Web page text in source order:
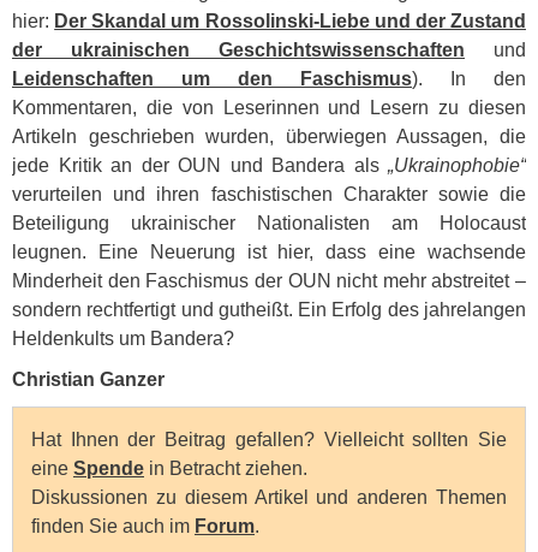
hier: Der Skandal um Rossolinski-Liebe und der Zustand
der ukrainischen Geschichtswissenschaften und
Leidenschaften um den Faschismus). In den
Kommentaren, die von Leserinnen und Lesern zu diesen
Artikeln geschrieben wurden, überwiegen Aussagen, die
jede Kritik an der OUN und Bandera als „Ukrainophobie“
verurteilen und ihren faschistischen Charakter sowie die
Beteiligung ukrainischer Nationalisten am Holocaust
leugnen. Eine Neuerung ist hier, dass eine wachsende
Minderheit den Faschismus der OUN nicht mehr abstreitet –
sondern rechtfertigt und gutheißt. Ein Erfolg des jahrelangen
Heldenkults um Bandera?
Christian Ganzer
Hat Ihnen der Beitrag gefallen? Vielleicht sollten Sie
eine Spende in Betracht ziehen.
Diskussionen zu diesem Artikel und anderen Themen
finden Sie auch im Forum.